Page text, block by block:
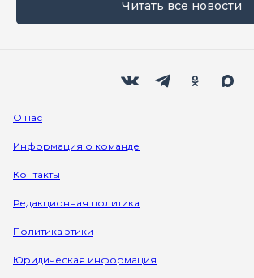
Читать все новости
О нас
Информация о команде
Контакты
Редакционная политика
Политика этики
Юридическая информация